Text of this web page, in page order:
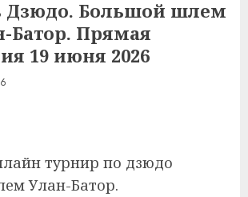
Дзюдо. Большой шлем
Батор. Прямая
19 июня 2026
турнир по дзюдо
Улан-Батор.